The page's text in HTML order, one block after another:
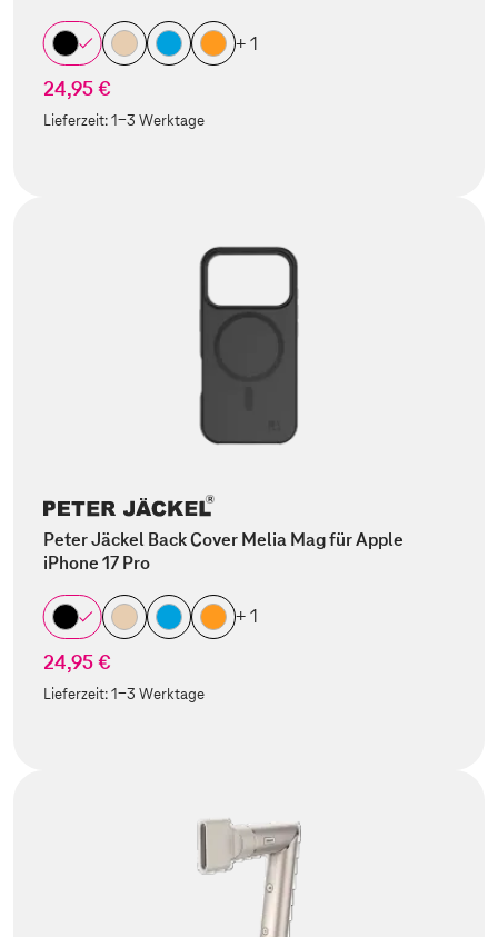
+ 1
24,95 €
Lieferzeit:1-3 Werktage
Peter Jäckel Back Cover Melia Mag für Apple
iPhone 17 Pro
+ 1
24,95 €
Lieferzeit:1-3 Werktage